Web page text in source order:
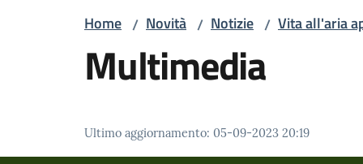
Home / Novità / Notizie / Vita all'aria
Multimedia
Ultimo aggiornamento: 05-09-2023 20:19